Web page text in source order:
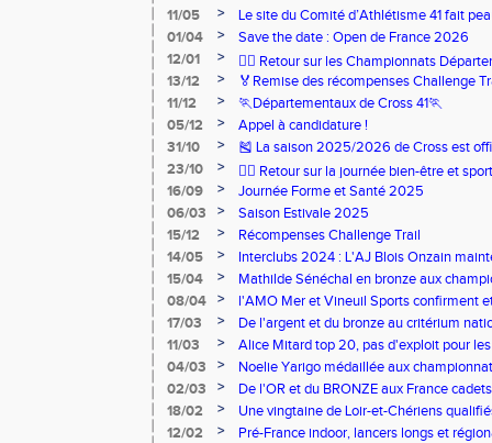
11/05 >
Le site du Comité d’Athlétisme 41 fait
01/04
>
Save the date : Open de France 2026
12/01
>
🏃‍♂️ Retour sur les Championnats
13/12
>
🏅Remise des récompenses Challenge
11/12
>
🏃Départementaux de Cross 41🏃
05/12
>
Appel à candidature !
31/10
>
🎽 La saison 2025/2026 de Cross est
23/10
>
🧘‍♀️ Retour sur la journée bien-être et
16/09
>
Journée Forme et Santé 2025
06/03
>
Saison Estivale 2025
15/12
>
Récompenses Challenge Trail
14/05
>
Interclubs 2024 : L'AJ Blois Onzain
Romorantin en N2B
15/04 >
Mathilde Sénéchal en bronze aux
08/04
>
l'AMO Mer et Vineuil Sports confirment
benjamins
17/03 >
De l'argent et du bronze au critérium
11/03
>
Alice Mitard top 20, pas d'exploit pour
04/03
>
Noelie Yarigo médaillée aux
02/03
>
De l'OR et du BRONZE aux France
18/02
>
Une vingtaine de Loir-et-Chériens
12/02
> Pré-France indoor, lancers longs et